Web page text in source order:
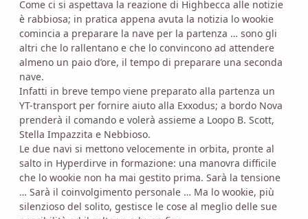
Come ci si aspettava la reazione di Highbecca alle notizie
è rabbiosa; in pratica appena avuta la notizia lo wookie
comincia a preparare la nave per la partenza … sono gli
altri che lo rallentano e che lo convincono ad attendere
almeno un paio d’ore, il tempo di preparare una seconda
nave.
Infatti in breve tempo viene preparato alla partenza un
YT-transport per fornire aiuto alla Exxodus; a bordo Nova
prenderà il comando e volerà assieme a Loopo B. Scott,
Stella Impazzita e Nebbioso.
Le due navi si mettono velocemente in orbita, pronte al
salto in Hyperdirve in formazione: una manovra difficile
che lo wookie non ha mai gestito prima. Sarà la tensione
… Sarà il coinvolgimento personale … Ma lo wookie, più
silenzioso del solito, gestisce le cose al meglio delle sue